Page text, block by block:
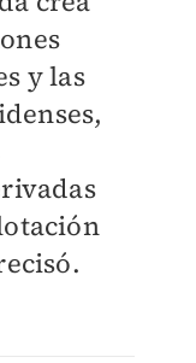
y las